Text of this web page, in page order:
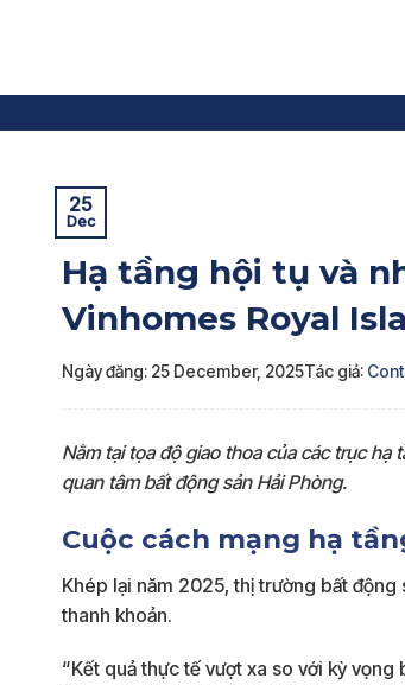
25
Dec
Hạ tầng hội tụ và
Vinhomes Royal
Ngày đăng: 25 December, 2025Tác giả:
Nằm tại tọa độ giao thoa của các trục
quan tâm bất động sản Hải Phòng.
Cuộc cách mạng hạ
Khép lại năm 2025, thị trường bất
thanh khoản.
“Kết quả thực tế vượt xa so với kỳ